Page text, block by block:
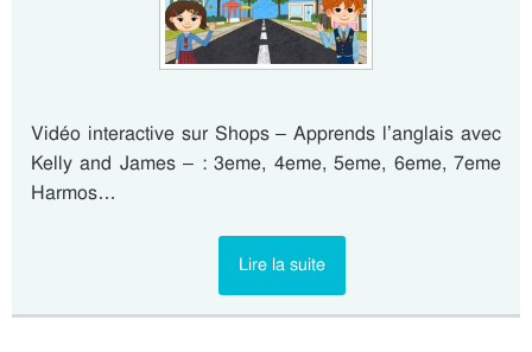
Vidéo interactive sur Shops – Apprends l’anglais avec
Kelly and James – : 3eme, 4eme, 5eme, 6eme, 7eme
Harmos…
Lire la suite